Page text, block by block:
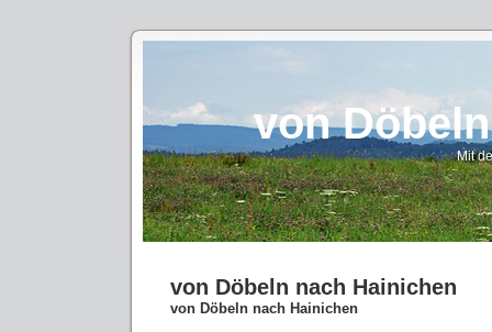
von
Mit
von Döbeln nach Hainichen
von Döbeln nach Hainichen